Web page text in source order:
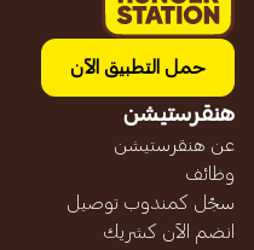
حمل التطبيق الآن
هنقرستيشن
عن هنقرستيشن
وظائف
سجّل كمندوب توصيل
انضم الآن كشريك